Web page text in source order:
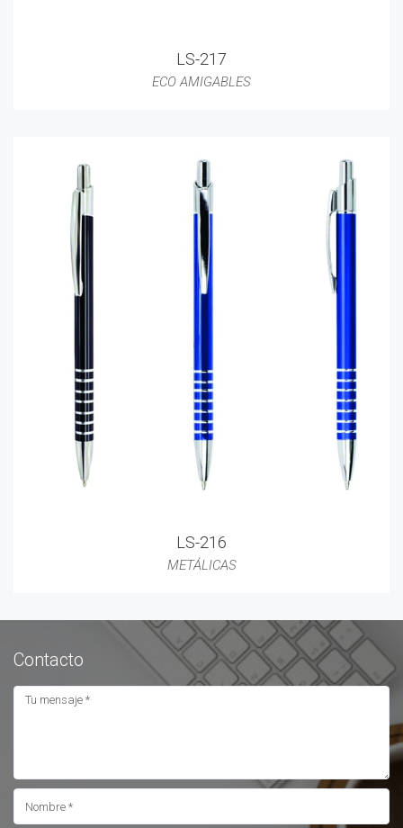
LS-217
ECO AMIGABLES
LS-216
METÁLICAS
Contacto